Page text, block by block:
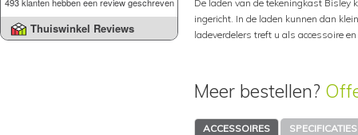
Thuiswinkel Reviews
De laden van de tekeningkast Bisley
ingericht. In de laden kunnen dan
ladeverdelers treft u als accessoire
Meer bestellen?
ACCESSOIRES SPECIFICATIES